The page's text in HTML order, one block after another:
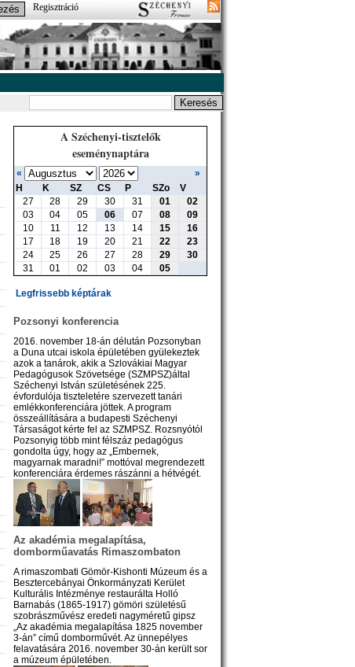
Regisztráció
A Széchenyi-tisztelők
eseménynaptára
«
»
H
K SZ CS P SZo
V
27
28 29 30 31 01
02
03
04 05 06 07 08
09
10
11 12 13 14 15
16
17
18 19 20 21 22
23
24
25 26 27 28 29
30
31
01 02 03 04 05
Legfrissebb képtárak
Pozsonyi konferencia
2016. november 18-án délután Pozsonyban
a Duna utcai iskola épületében gyülekeztek
azok a tanárok, akik a Szlovákiai Magyar
Pedagógusok Szövetsége (SZMPSZ)által
Széchenyi István születésének 225.
évfordulója tiszteletére szervezett tanári
emlékkonferenciára jöttek. A program
összeállítására a budapesti Széchenyi
Társaságot kérte fel az SZMPSZ. Rozsnyótól
Pozsonyig több mint félszáz pedagógus
gondolta úgy, hogy az „Embernek,
magyarnak maradni!” mottóval megrendezett
konferenciára érdemes rászánni a hétvégét.
Az akadémia megalapítása,
domborműavatás Rimaszombaton
A rimaszombati Gömör-Kishonti Múzeum és a
Besztercebányai Önkormányzati Kerület
Kulturális Intézménye restaurálta Holló
Barnabás (1865-1917) gömöri születésű
szobrászművész eredeti nagyméretű gipsz
„Az akadémia megalapítása 1825 november
3-án” című domborművét. Az ünnepélyes
felavatására 2016. november 30-án került sor
a múzeum épületében.